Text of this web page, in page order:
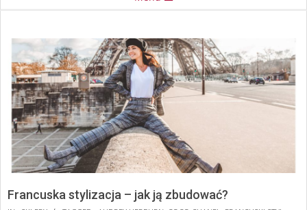
Francuska stylizacja – jak ją zbudować?